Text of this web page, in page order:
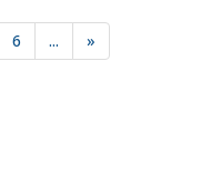
6 ... »